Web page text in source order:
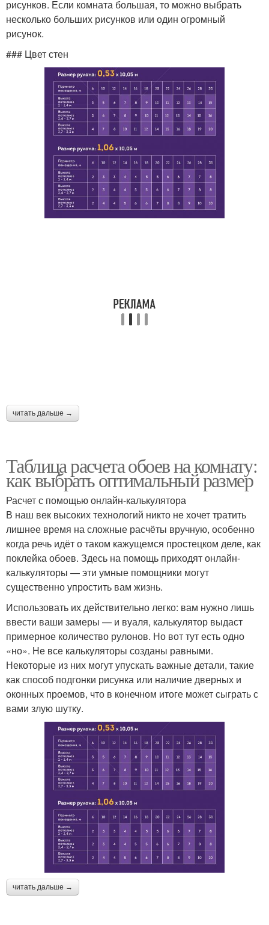
рисунков. Если комната большая, то можно выбрать
несколько больших рисунков или один огромный
рисунок.
### Цвет стен
читать дальше →
Таблица расчета обоев на комнату:
как выбрать оптимальный размер
Расчет с помощью онлайн-калькулятора
В наш век высоких технологий никто не хочет тратить
лишнее время на сложные расчёты вручную, особенно
когда речь идёт о таком кажущемся простецком деле, как
поклейка обоев. Здесь на помощь приходят онлайн-
калькуляторы — эти умные помощники могут
существенно упростить вам жизнь.
Использовать их действительно легко: вам нужно лишь
ввести ваши замеры — и вуаля, калькулятор выдаст
примерное количество рулонов. Но вот тут есть одно
«но». Не все калькуляторы созданы равными.
Некоторые из них могут упускать важные детали, такие
как способ подгонки рисунка или наличие дверных и
оконных проемов, что в конечном итоге может сыграть с
вами злую шутку.
читать дальше →